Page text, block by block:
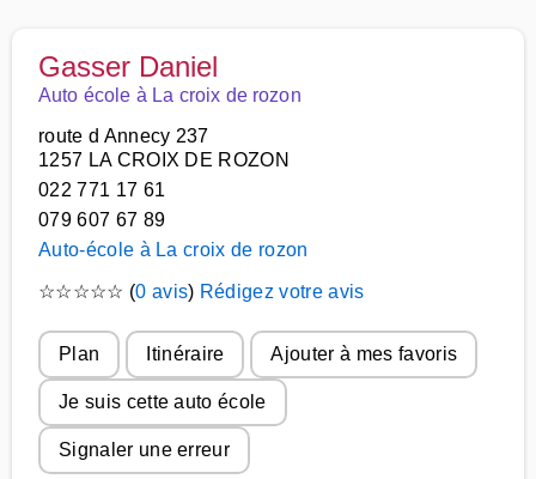
Gasser Daniel
Auto école à La croix de rozon
route d Annecy 237
1257 LA CROIX DE ROZON
022 771 17 61
079 607 67 89
Auto-école à La croix de rozon
☆☆☆☆☆ (0 avis) Rédigez votre avis
Plan Itinéraire Ajouter à mes favoris
Je suis cette auto école
Signaler une erreur